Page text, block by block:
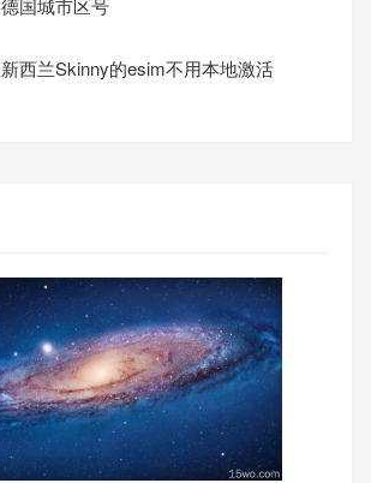
德国城市区号
新西兰Skinny的esim不用本地激活